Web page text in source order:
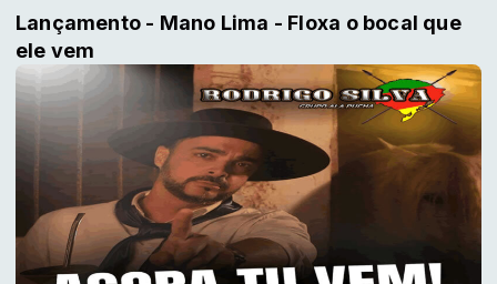
Lançamento - Mano Lima - Floxa o bocal que
ele vem